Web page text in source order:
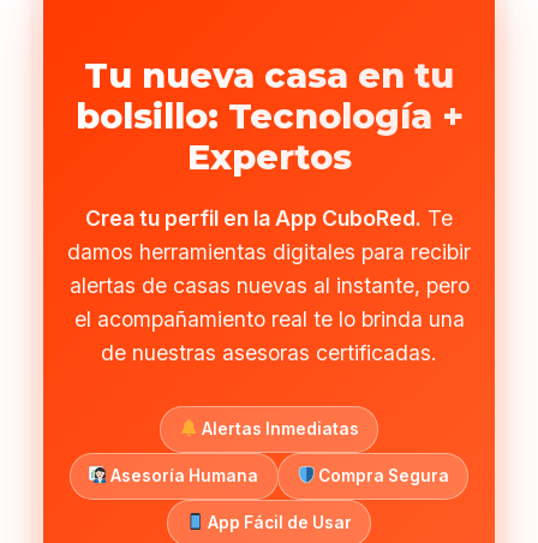
Tu nueva casa en tu
bolsillo: Tecnología +
Expertos
Crea tu perfil en la App CuboRed. Te
damos herramientas digitales para recibir
alertas de casas nuevas al instante, pero
el acompañamiento real te lo brinda una
de nuestras asesoras certificadas.
Alertas Inmediatas
Asesoría Humana Compra Segura
App Fácil de Usar